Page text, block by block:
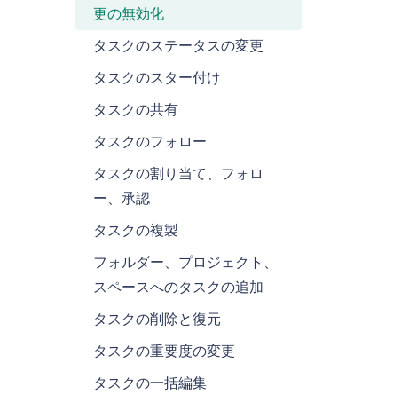
更の無効化
タスクのステータスの変更
タスクのスター付け
タスクの共有
タスクのフォロー
タスクの割り当て、フォロ
ー、承認
タスクの複製
フォルダー、プロジェクト、
スペースへのタスクの追加
タスクの削除と復元
タスクの重要度の変更
タスクの一括編集